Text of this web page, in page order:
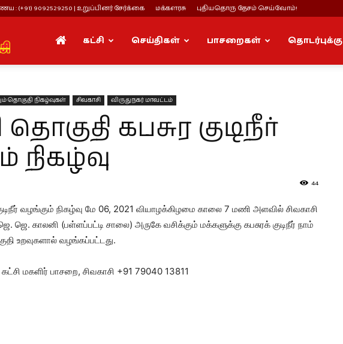
: (+91) 9092529250 | உறுப்பினர் சேர்க்கை மக்களரசு புதியதொரு தேசம் செய்வோம்!
நாம்
கட்சி
கட்சி செய்திகள் பாசறைகள் தொடர்புக்கு
தொகுதி நிகழ்வுகள் சிவகாசி விருதுநகர் மாவட்டம்
தொகுதி கபசுர குடிநீர்
நிகழ்வு
44
வழங்கும் நிகழ்வு மே 06, 2021 வியாழக்கிழமை காலை 7 மணி அளவில் சிவகாசி
ஜெ. காலனி (பள்ளப்பட்டி சாலை) அருகே வசிக்கும் மக்களுக்கு கபசுரக் குடிநீர் நாம்
உறவுகளால் வழங்கப்பட்டது.
மகளிர் பாசறை, சிவகாசி +91 79040 13811